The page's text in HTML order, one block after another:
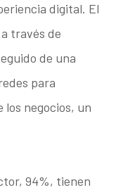
digital. El
través de
de una
para
negocios, un
94%, tienen